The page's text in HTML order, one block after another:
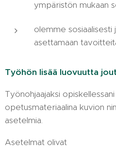
ympäristön mukaan
olemme
asettamaan
Työhön lisää luovuutta
Työnohjaajaksi
opetusmateriaalina kuvion
asetelmia.
Asetelmat olivat